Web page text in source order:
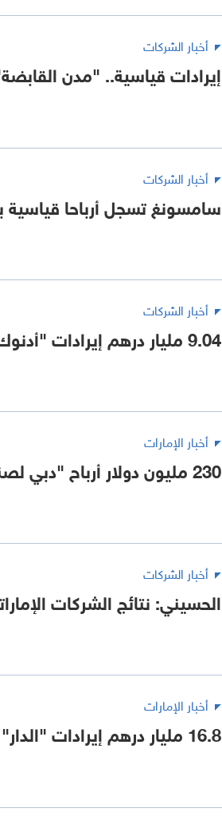
أخبار الشركات
إيرادات قياسية.. "مدن القابضة" تحقق 9.2 مليار
أخبار الشركات
سامسونغ تسجل أرباحا قياسية
أخبار الشركات
9.04 مليار درهم إيرادات "أدنوك للحفر" في 6 أشهر بنمو 4%
أخبار الإمارات
230 مليون دولار أرباح "دبي لصناعات الطيران" خلال النصف الأول
أخبار الشركات
الحسيني: نتائج الشركات
أخبار الإمارات
16.8 مليار درهم إيرادات "الدار" في النصف الأول بزيادة 8%